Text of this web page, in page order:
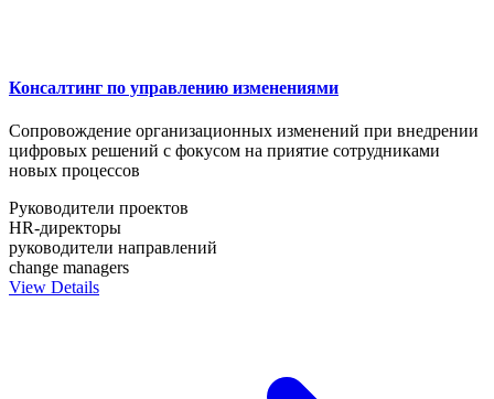
Консалтинг по управлению изменениями
Сопровождение организационных изменений при внедрении
цифровых решений с фокусом на приятие сотрудниками
новых процессов
Руководители проектов
HR-директоры
руководители направлений
change managers
View Details